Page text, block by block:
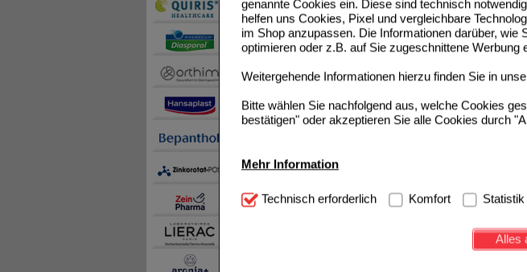
genannte Cookies ein. Diese sind technisch
helfen uns Cookies, Pixel und vergleichbare
im Shop anzupassen. Die Informationen darüber,
optimieren oder z.B. auf Sie zugeschnittene Werbung
Weitergehende Informationen hierzu finden Sie in
Bitte wählen Sie nachfolgend aus, welche Cookies
bestätigen" oder akzeptieren Sie alle Cookies durch
Mehr Information
Technisch Notwendig: Hierbei handelt es sich um
notwendig sind (z.B. Navigation, Warenkorb,
Diese Cookies werden genutzt um das
beispielsweise für die Wiedererkennung des
Technisch erforderlich Komfort
Alles